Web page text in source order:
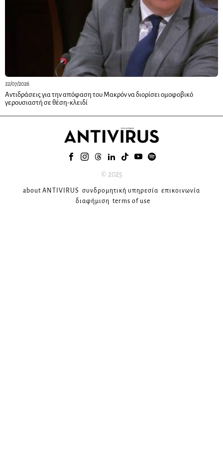
22/07/2026
Αντιδράσεις για την απόφαση του Μακρόν να διορίσει ομοφοβικό
γερουσιαστή σε θέση-κλειδί
© 2025
about ANTIVIRUS συνδρομητική υπηρεσία επικοινωνία
διαφήμιση terms of use